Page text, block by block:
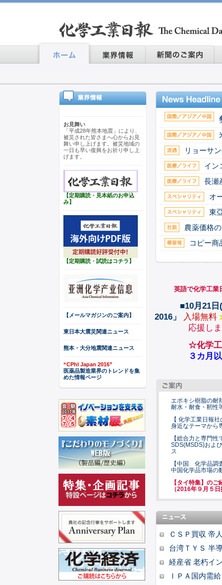
お見舞い
「平成28年熊本地震」により、
被災された皆さまへ心からお見
舞い申し上げます。被災地域の
一日も早い復興をお祈り申し上
げます。
【定期購読・見本紙のお申込
み】
【定期購読・試読はコチラ】
【メールマガジンのご案内】
東日本大震災関連ニュース
熊本・大分地震関連ニュース
“CPhI Japan 2016”
医薬品製造業界のトレンドを集
めた情報ページ
リョーサ
イン
長瀬
オ
東
農薬価格
コピー商
英語で化学工業日
■10月21
2016」
入場無料
応援し
☆化学工
３カ月以上の
エポキシ樹脂の耐
耐水・耐食・靭性
【 化学工業日報
身近なテーマから
【総合力と専門
SDS(MSDS)およ
ス
【中国 化学品調
中国化学品市場の
【タイ特集】のご
（2016年９月５
ＣＳＰ買収 帝
台湾ＴＹＳ 半
経産省 老朽イ
ＩＰＡ国内需